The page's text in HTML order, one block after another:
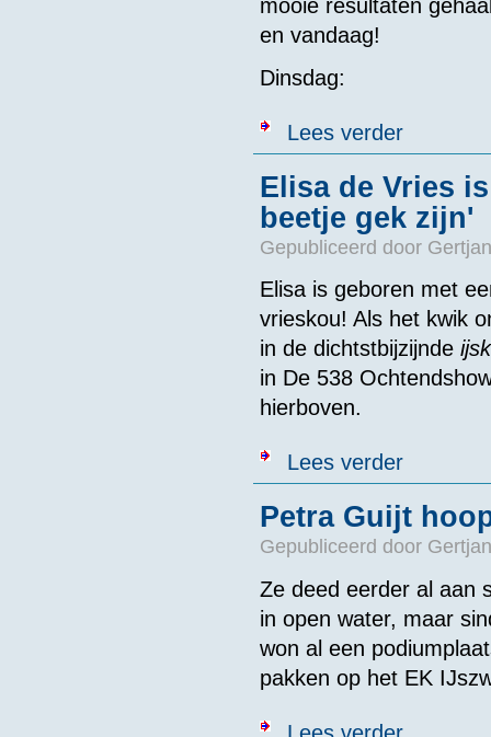
mooie resultaten
en vandaag!
Dinsdag:
Lees verderover EK
Elisa de Vries
beetje gek zijn'
Gepubliceerd door
Elisa is geboren met
vrieskou! Als het kwik
in de dichtstbijzijnde
in De 538
hierboven.
Lees verderover Elisa de
Petra Guijt
Gepubliceerd door
Ze deed eerder al aan
in open water, maar
won al een
pakken op het EK
over Petra